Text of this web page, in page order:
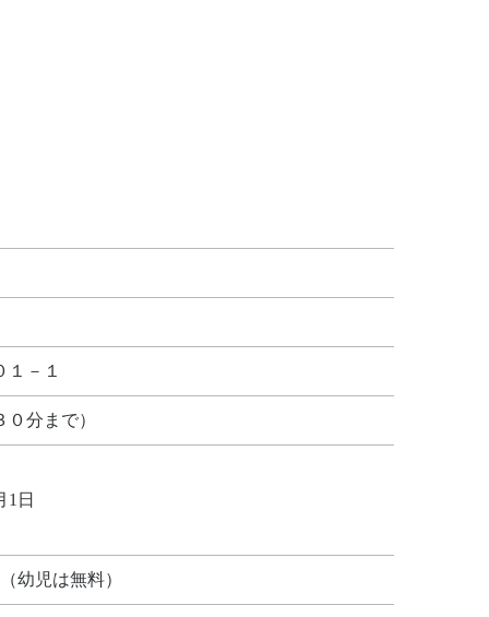
－１
分まで）
1日
幼児は無料）